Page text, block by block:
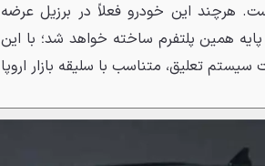
هرچند این خودرو فعلاً در برزیل عرضه
همین پلتفرم ساخته خواهد شد؛ با این
تعلیق، متناسب با سلیقه بازار اروپا